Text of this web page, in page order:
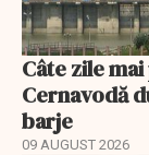
Câte zile
Cernavodă
barje
09 AUGUST 2026